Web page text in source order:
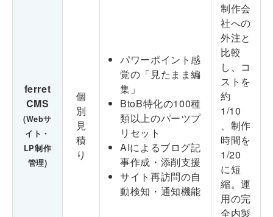
ferret
CMS
(Webサ
イト・
LP制作
管理)
個
別
見
積
り
パワーポイント感
覚の「見たまま編
集」
BtoB特化の100種
類以上のパーツプ
リセット
AIによるブログ記
事作成・添削支援
サイト再訪問の自
動検知・通知機能
制作会
社への
外注と
比較
し、コ
ストを
約
1/10
、制作
時間を
1/20
に短
縮。運
用の完
全内製